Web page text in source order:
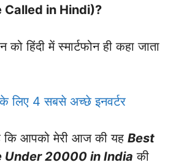
Called in Hindi)?
को हिंदी में स्मार्टफोन ही कहा जाता
लिए 4 सबसे अच्छे इनवर्टर
कि आपको मेरी आज की यह Best
Under 20000 in India की